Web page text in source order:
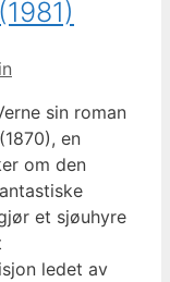
sin roman
en
om den
et sjøuhyre
ledet av